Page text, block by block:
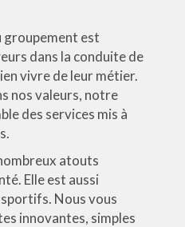
groupement est
dans la conduite de
vivre de leur métier.
nos valeurs, notre
des services mis à
atouts
Elle est aussi
Nous vous
innovantes, simples